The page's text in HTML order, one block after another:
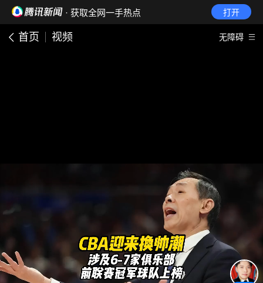
· 获取全网一手热点 打开
首页 视频 无障碍